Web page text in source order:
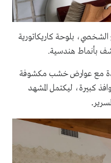
بلوحة كاريكاتورية
بأنماط هندسية.
مع عوارض خشب مكشوفة
كبيرة، ليكتمل المشهد
.